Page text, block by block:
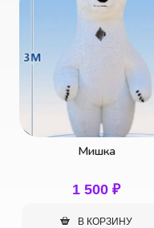
Топпер в ассортименте